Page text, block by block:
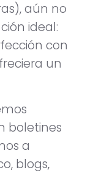
aún no
ideal:
con
un
boletines
a
blogs,